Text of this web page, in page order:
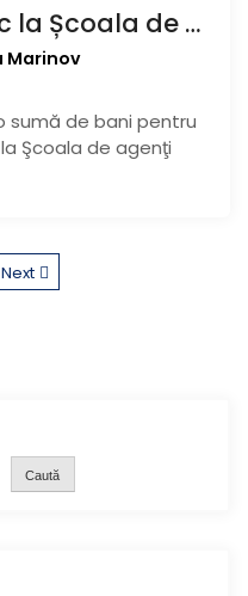
Șpagă pentru un loc la Școala de Poliție
Marinov
sumă de bani pentru
Şcoala de agenţi
Next
Caută